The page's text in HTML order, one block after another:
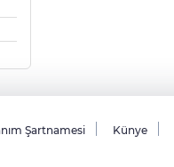
Şartnamesi Künye